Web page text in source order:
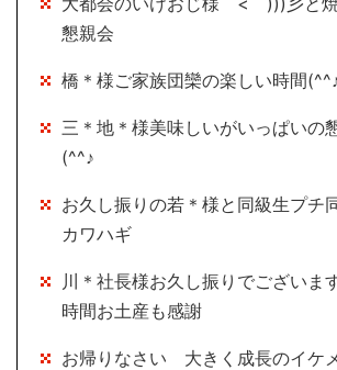
懇親会
橋＊様ご家族団欒の楽しい時間
三＊地＊様美味しいがいっぱいの
(^^♪
お久し振りの若＊様と同級生プチ
カワハギ
川＊社長様お久し振りでござい
時間お土産も感謝
お帰りなさい 大きく成長のイケ